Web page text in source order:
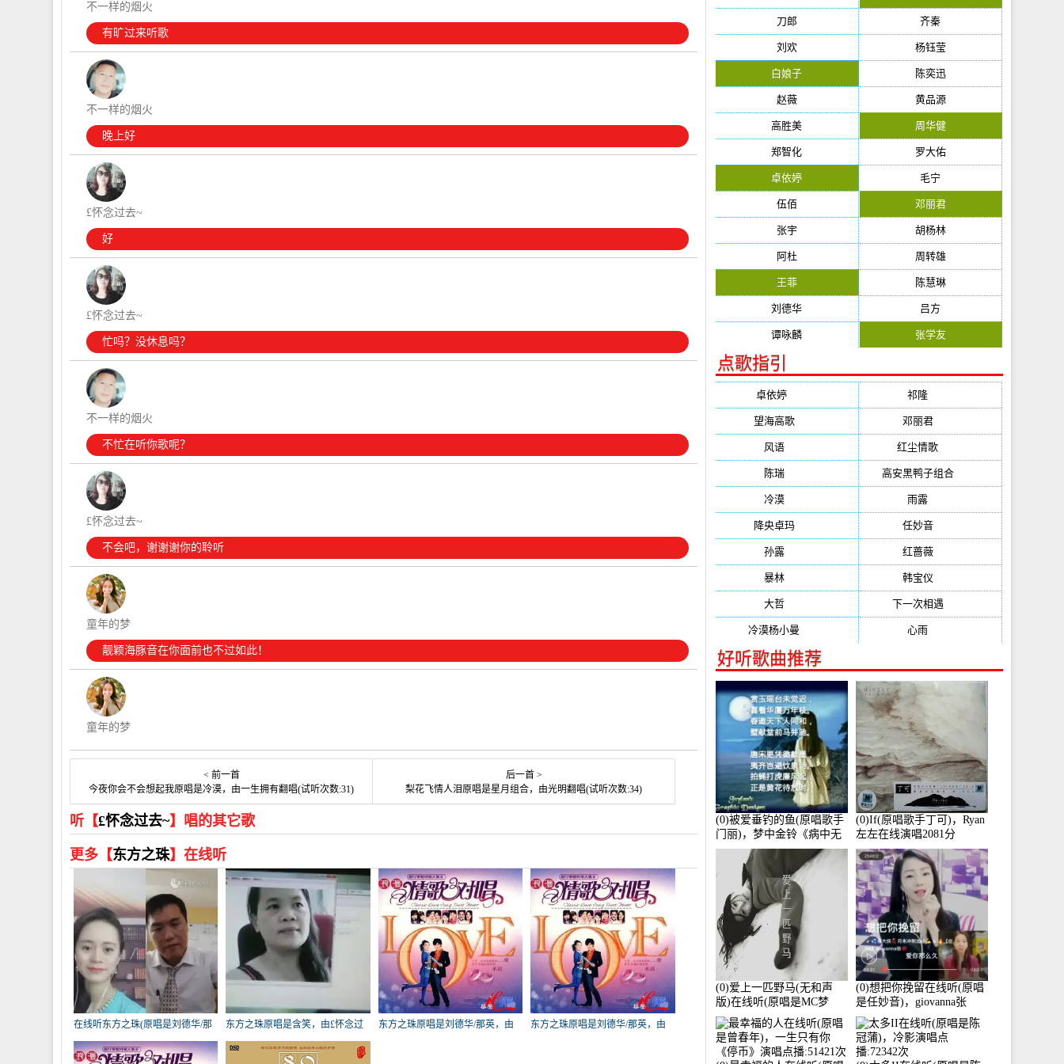
不一样的烟火
有旷过来听歌
不一样的烟火
晚上好
£怀念过去~
好
£怀念过去~
忙吗？没休息吗？
不一样的烟火
不忙在听你歌呢？
£怀念过去~
不会吧，谢谢谢你的聆听
童年的梦
靓颖海豚音在你面前也不过如此！
童年的梦
< 前一首
今夜你会不会想起我原唱是冷漠，由一生拥有翻唱(试听次数:31)
后一首 >
梨花飞情人泪原唱是星月组合，由光明翻唱(试听次数:34)
听【£怀念过去~】唱的其它歌
更多【东方之珠】在线听
在线听东方之珠(原唱是刘德华/那
英)，青云演唱点播:136次
东方之珠原唱是含笑，由£怀念过
去~翻唱(试听次数:43)
东方之珠原唱是刘德华/那英，由
东方之珠原唱是刘德华/那英，由
刀郎 齐秦
刘欢 杨钰莹
白娘子 陈奕迅
赵薇 黄品源
高胜美 周华健
郑智化 罗大佑
卓依婷 毛宁
伍佰 邓丽君
张宇 胡杨林
阿杜 周转雄
王菲 陈慧琳
刘德华 吕方
谭咏麟 张学友
点歌指引
卓依婷(1378) 祁隆
望海高歌(601) 邓丽君(555)
风语(543) 红尘情歌
陈瑞(459) 高安黑鸭子组合(388)
冷漠(355) 雨露
降央卓玛(347) 任妙音(321)
孙露(321) 红蔷薇(311)
暴林(304) 韩宝仪
大哲(247) 下一次相遇
冷漠杨小曼 心雨
好听歌曲推荐
(0)被爱垂钓的鱼(原唱歌手
门丽)，梦中金铃《病中无
法回复大家》在线演唱
3586分
(0)If(原唱歌手丁可)，Ryan
左左在线演唱2081分
(0)爱上一匹野马(无和声
版)在线听(原唱是MC梦
柯)，冰鑫Asce演唱点
播:178815次
(0)想把你挽留在线听(原唱
是任妙音)，giovanna张
【任96】演唱点播:60173次